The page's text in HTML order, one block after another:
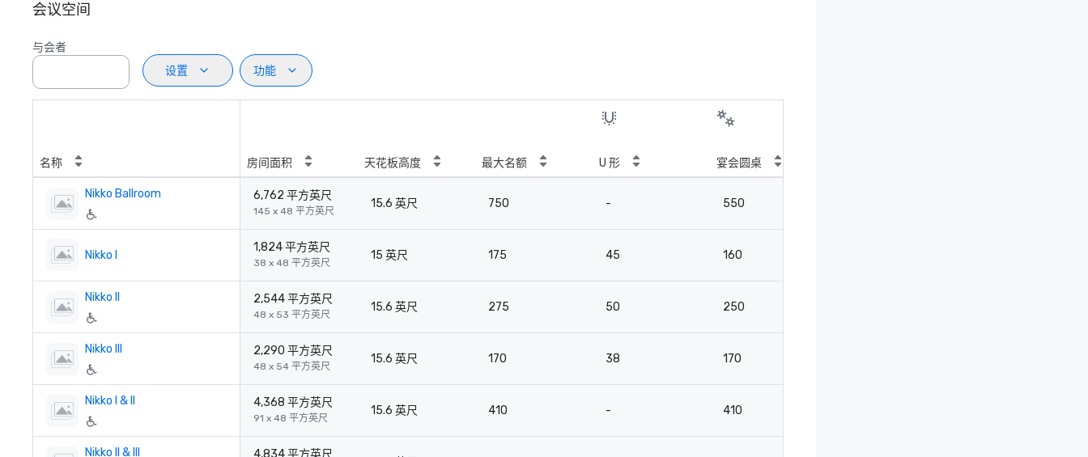
会议空间
与会者
设置
功能
名称 房间面积 天花板高度 最大名额 U 形 宴会圆桌
Nikko Ballroom 6,762 平方英尺
145 x 48 平方英尺
15.6 英尺 750 - 550
Nikko I
1,824 平方英尺
38 x 48 平方英尺
15 英尺 175 45 160
Nikko II 2,544 平方英尺
48 x 53 平方英尺
15.6 英尺 275 50 250
Nikko III 2,290 平方英尺
48 x 54 平方英尺
15.6 英尺 170 38 170
Nikko I & II 4,368 平方英尺
91 x 48 平方英尺
15.6 英尺 410 - 410
Nikko II & III 4,834 平方英尺